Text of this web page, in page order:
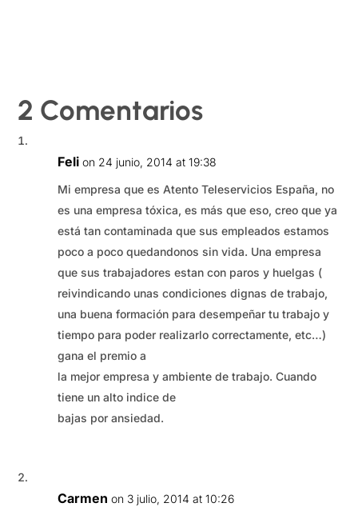
2 Comentarios
Feli on 24 junio, 2014 at 19:38
Mi empresa que es Atento Teleservicios España, no
es una empresa tóxica, es más que eso, creo que ya
está tan contaminada que sus empleados estamos
poco a poco quedandonos sin vida. Una empresa
que sus trabajadores estan con paros y huelgas (
reivindicando unas condiciones dignas de trabajo,
una buena formación para desempeñar tu trabajo y
tiempo para poder realizarlo correctamente, etc…)
gana el premio a
la mejor empresa y ambiente de trabajo. Cuando
tiene un alto indice de
bajas por ansiedad.
Carmen on 3 julio, 2014 at 10:26